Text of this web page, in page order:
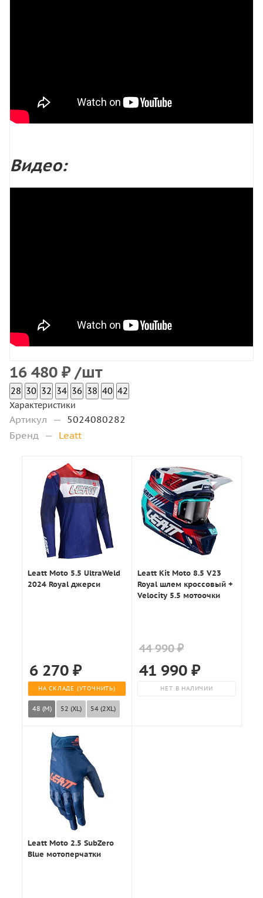
Видео:
16 480 ₽ /шт
28 30 32 34 36 38 40 42
Характеристики
Артикул — 5024080282
Бренд
— Leatt
Leatt Moto 5.5 UltraWeld
2024 Royal джерси
6 270₽
НА СКЛАДЕ (УТОЧНИТЬ)
48 (M) 52 (XL) 54 (2XL)
Leatt Kit Moto 8.5 V23
Royal шлем кроссовый +
Velocity 5.5 мотоочки
44 990 ₽
41 990 ₽
НЕТ В НАЛИЧИИ
Leatt Moto 2.5 SubZero
Blue мотоперчатки